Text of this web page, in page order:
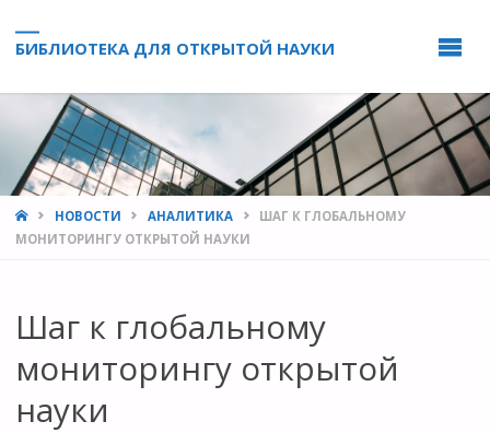
БИБЛИОТЕКА ДЛЯ ОТКРЫТОЙ НАУКИ
HOMEНОВОСТИ АНАЛИТИКА
ШАГ К ГЛОБАЛЬНОМУ
МОНИТОРИНГУ ОТКРЫТОЙ НАУКИ
Шаг к глобальному
мониторингу открытой
науки